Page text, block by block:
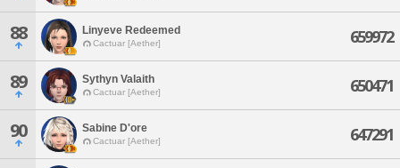
88 Linyeve Redeemed
Cactuar [Aether] 659972
89 Sythyn Valaith
Cactuar [Aether] 650471
90 Sabine D'ore
Cactuar [Aether] 647291